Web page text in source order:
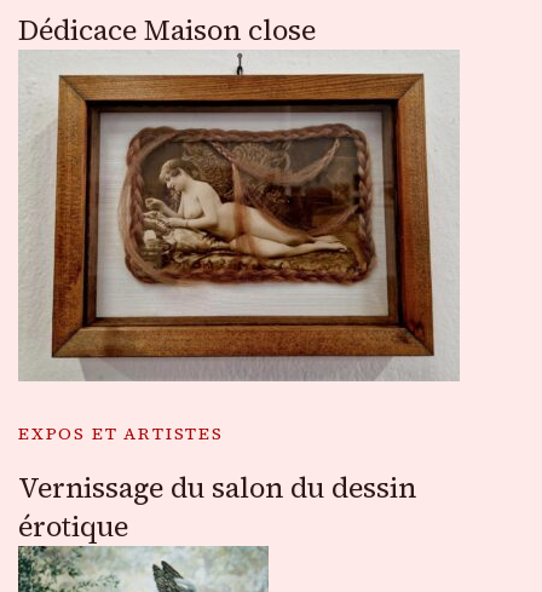
Dédicace Maison close
EXPOS ET ARTISTES
Vernissage du salon du dessin
érotique